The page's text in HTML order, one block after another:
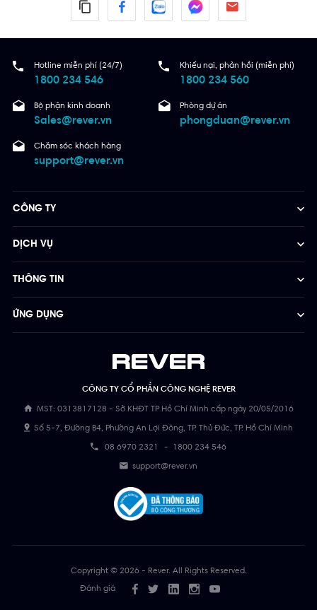
Hotline miễn phí (24/7)
1800 234 546
Khiếu nại, phản hồi (miễn phí)
1800 234 560
Bộ phận kinh doanh
Sales@rever.vn
Phòng dự án
phongduan@rever.vn
Chăm sóc khách hàng
support@rever.vn
CÔNG TY CỔ PHẦN CÔNG NGHỆ REVER
MST: 0313817128 - Sở KHĐT TP Hồ Chí Minh cấp ngày 20/05/2016
Số 5-7, Đường B4, Phường An Lợi Đông, TP. Thủ Đức, TP. Hồ Chí Minh
08 6970 2321 - 1800 234 546
support@rever.vn
CÔNG TY
DỊCH VỤ
THÔNG TIN
ỨNG DỤNG
Copyright © 2026 - Rever. All Rights Reserved.
Đánh giá